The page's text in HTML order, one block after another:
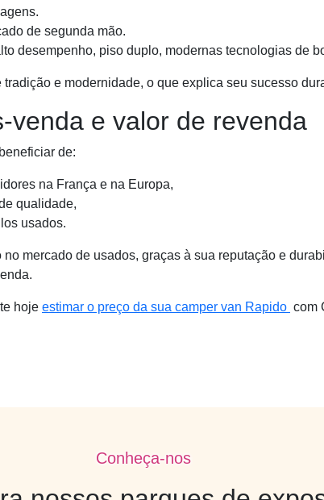
de segunda mão.
desempenho, piso duplo, modernas tecnologias de
e modernidade, o que explica seu sucesso
venda e valor de revenda
de:
na França e na Europa,
qualidade,
usados.
mercado de usados, graças à sua reputação e
hoje estimar o preço da sua camper van Rapido com
Conheça-nos